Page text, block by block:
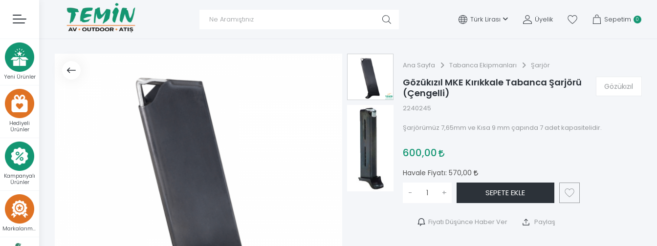
Türk Lirası Üyelik Sepetim 0
Yeni Ürünler
Hediyeli
Ürünler
Kampanyalı
Ürünler
Ana Sayfa Tabanca Ekipmanları Şarjör
Gözükızıl MKE Kırıkkale Tabanca Şarjörü
(Çengelli)
2240245
Gözükızıl
Şarjörümüz 7,65mm ve Kısa 9 mm çapında 7 adet kapasitelidir.
600,00
Havale Fiyatı: 570,00
- + SEPETE EKLE
Fiyatı Düşünce Haber Ver Paylaş